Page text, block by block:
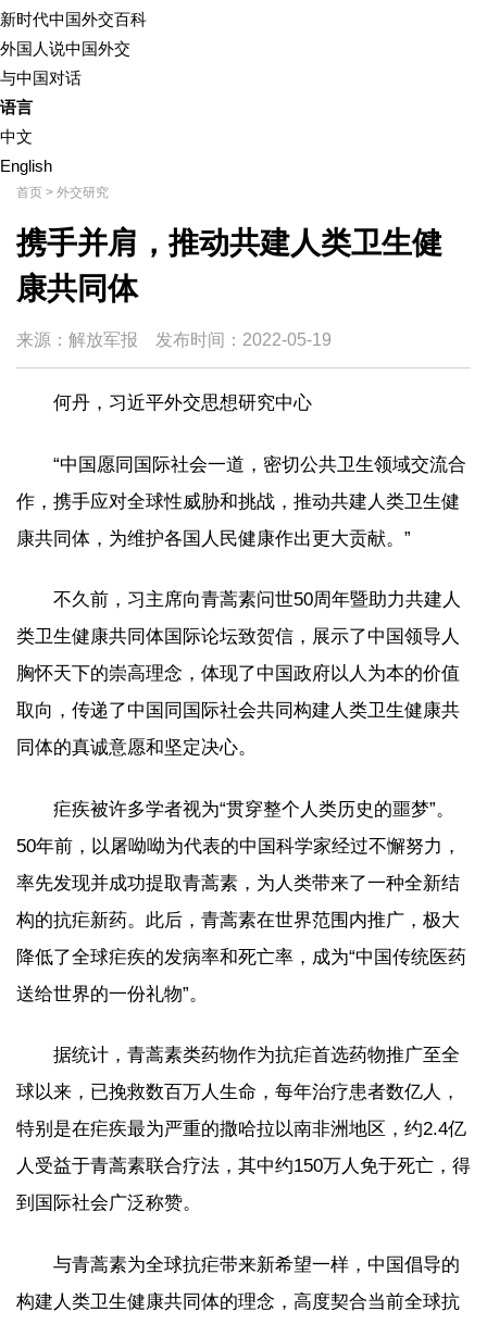
新时代中国外交百科
外国人说中国外交
与中国对话
语言
中文
English
首页 > 外交研究
携手并肩，推动共建人类卫生健
康共同体
来源：解放军报 发布时间： 2022-05-19
何丹，习近平外交思想研究中心
“中国愿同国际社会一道，密切公共卫生领域交流合
作，携手应对全球性威胁和挑战，推动共建人类卫生健
康共同体，为维护各国人民健康作出更大贡献。”
不久前，习主席向青蒿素问世50周年暨助力共建人
类卫生健康共同体国际论坛致贺信，展示了中国领导人
胸怀天下的崇高理念，体现了中国政府以人为本的价值
取向，传递了中国同国际社会共同构建人类卫生健康共
同体的真诚意愿和坚定决心。
疟疾被许多学者视为“贯穿整个人类历史的噩梦”。
50年前，以屠呦呦为代表的中国科学家经过不懈努力，
率先发现并成功提取青蒿素，为人类带来了一种全新结
构的抗疟新药。此后，青蒿素在世界范围内推广，极大
降低了全球疟疾的发病率和死亡率，成为“中国传统医药
送给世界的一份礼物”。
据统计，青蒿素类药物作为抗疟首选药物推广至全
球以来，已挽救数百万人生命，每年治疗患者数亿人，
特别是在疟疾最为严重的撒哈拉以南非洲地区，约2.4亿
人受益于青蒿素联合疗法，其中约150万人免于死亡，得
到国际社会广泛称赞。
与青蒿素为全球抗疟带来新希望一样，中国倡导的
构建人类卫生健康共同体的理念，高度契合当前全球抗